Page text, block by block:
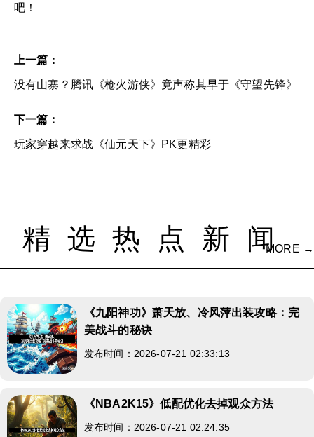
吧！
上一篇：
没有山寨？腾讯《枪火游侠》竟声称其早于《守望先锋》
下一篇：
玩家穿越来求战《仙元天下》PK更精彩
精选热点新闻
MORE →
《九阳神功》萧天放、冷风萍出装攻略：完
美战斗的秘诀
发布时间：2026-07-21 02:33:13
《NBA2K15》低配优化去掉观众方法
发布时间：2026-07-21 02:24:35